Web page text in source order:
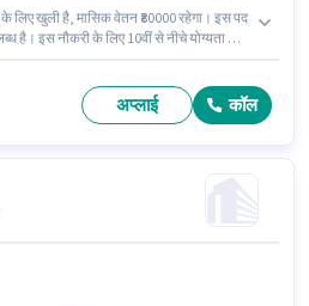
लिए खुली है, मासिक वेतन ₹80000 रहेगा। इस पद
इस नौकरी के लिए 10वीं से नीचे योग्यता वाले
चाहिए।
अप्लाई कॉल